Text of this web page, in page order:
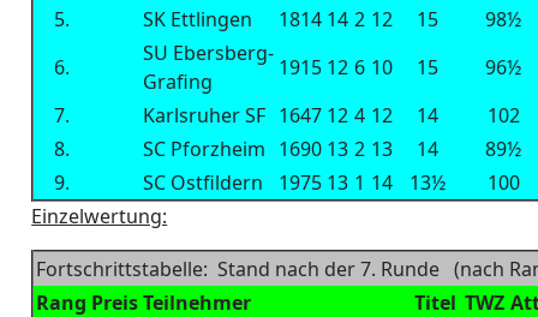
5.
SK Ettlingen 1814 14 2 12 15
98½
6.
SU Ebersberg-
Grafing
1915 12 6 10 15
96½
7.
Karlsruher SF 1647 12 4 12 14
102
8.
SC Pforzheim 1690 13 2 13 14
89½
9.
SC Ostfildern 1975 13 1 14 13½
100
Einzelwertung:
Fortschrittstabelle: Stand nach der 7. Runde (nach
Rang PreisTeilnehmer Titel TWZ